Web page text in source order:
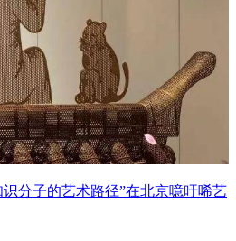
识分子的艺术路径”在北京噫吁唏艺